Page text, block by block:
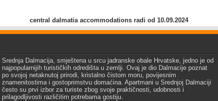
central dalmatia accommodations radi od 10.09.2024
Srednja Dalmacija, smještena u srcu jadranske obale Hrvatske, jedno je od
najpopularnijih turističkih odredišta u zemlji. Ovaj je dio Dalmacije poznat
po svojoj netaknutoj prirodi, kristalno čistom moru, povijesnim
znamenitostima i gostoprimstvu domaćina. Apartmani u Srednjoj Dalmaciji
često su prvi izbor za turiste zbog svoje praktičnosti, udobnosti i
prilagodljivosti različitim potrebama gostiju.